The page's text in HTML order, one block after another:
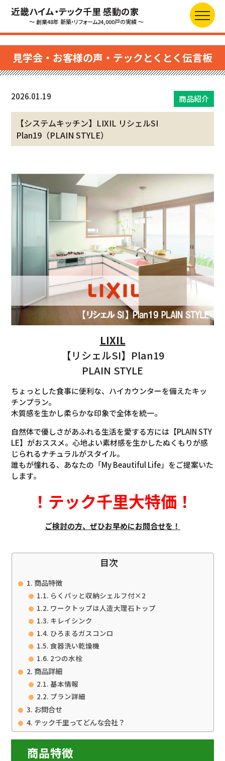
近畿ハイム・テック千里 感動の家
～ 創業48年 新築・リフォーム24,000戸の実績 ～
見学会・お客様の声・テックとくとく伝言板
2026.01.19 商品紹介
【システムキッチン】LIXIL リシェルSI
Plan19（PLAIN STYLE）
LIXIL
【リシェルSI】Plan19
PLAIN STYLE
ちょっとした食事に便利な、ハイカウンターを備えたキッ
チンプラン。
木質感を生かし柔らかな印象で全体を統一。
自然体で優しさがあふれる生活を愛する方には【PLAIN STY
LE】がおススメ。心地よい素材感を生かしたぬくもりが感
じられるナチュラルがスタイル。
誰もが憧れる、あなたの「My Beautiful Life」をご提案いた
します。
！ テック千里大特価 ！
ご検討の方、ぜひお早めにお問合せを！
目次
商品特徴
らくパッと収納シェルフ付×2
ワークトップは人造大理石トップ
キレイシンク
ひろまるガスコンロ
食器洗い乾燥機
2つの水栓
商品詳細
基本情報
プラン詳細
お問合せ
テック千里ってどんな会社？
商品特徴